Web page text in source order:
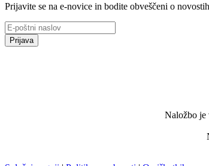
Prijavite se na e-novice in bodite obveščeni o
Prijava
Naložbo je